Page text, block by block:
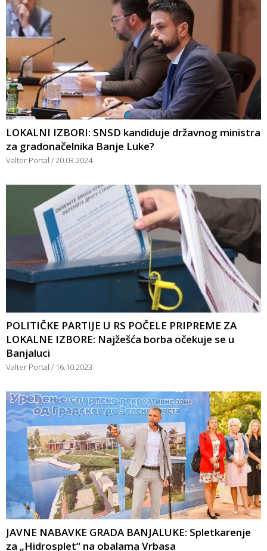
LOKALNI IZBORI: SNSD kandiduje državnog ministra
za gradonačelnika Banje Luke?
Valter Portal 20.03.2024
POLITIČKE PARTIJE U RS POČELE PRIPREME ZA
LOKALNE IZBORE: Najžešća borba očekuje se u
Banjaluci
Valter Portal 16.10.2023
JAVNE NABAVKE GRADA BANJALUKE: Spletkarenje
za „Hidrosplet“ na obalama Vrbasa